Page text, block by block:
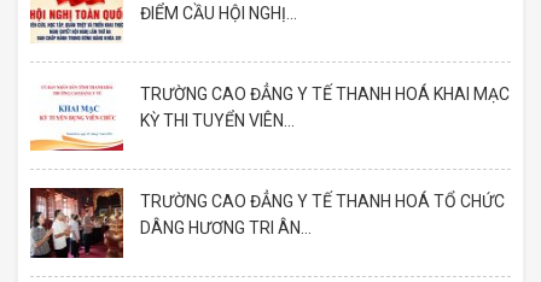
ĐIỂM CẦU HỘI NGHỊ...
TRƯỜNG CAO ĐẲNG Y TẾ THANH HOÁ KHAI MẠC
KỲ THI TUYỂN VIÊN...
TRƯỜNG CAO ĐẲNG Y TẾ THANH HOÁ TỔ CHỨC
DÂNG HƯƠNG TRI ÂN...